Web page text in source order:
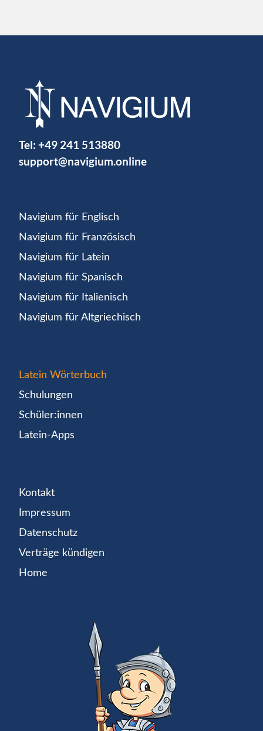
Tel: +49 241 513880
support@navigium.online
Navigium für Englisch
Navigium für Französisch
Navigium für Latein
Navigium für Spanisch
Navigium für Italienisch
Navigium für Altgriechisch
Latein Wörterbuch
Schulungen
Schüler:innen
Latein-Apps
Kontakt
Impressum
Datenschutz
Verträge kündigen
Home